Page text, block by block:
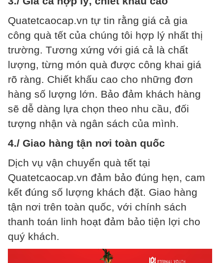
Quatetcaocap.vn tự tin rằng giá cả gia
công quà tết của chúng tôi hợp lý nhất thị
trường. Tương xứng với giá cả là chất
lượng, từng món quà được công khai giá
rõ ràng. Chiết khấu cao cho những đơn
hàng số lượng lớn. Bảo đảm khách hàng
sẽ dễ dàng lựa chọn theo nhu cầu, đối
tượng nhận và ngân sách của mình.
4./ Giao hàng tận nơi toàn quốc
Dịch vụ vận chuyển quà tết tại
Quatetcaocap.vn đảm bảo đúng hẹn, cam
kết đúng số lượng khách đặt. Giao hàng
tận nơi trên toàn quốc, với chính sách
thanh toán linh hoạt đảm bảo tiện lợi cho
quý khách.